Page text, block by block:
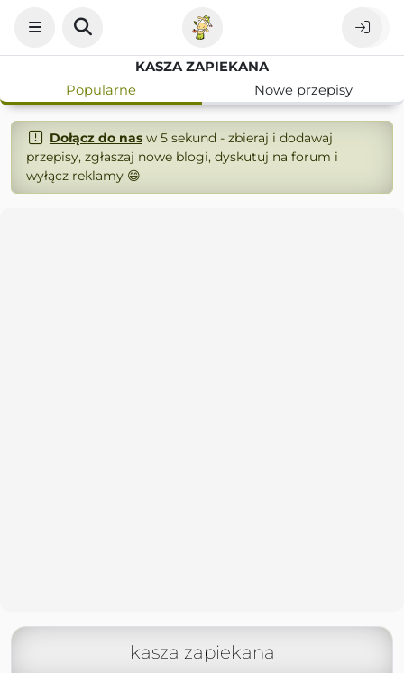
KASZA ZAPIEKANA
Popularne
Nowe przepisy
Dołącz do nasw 5 sekund - zbieraj i dodawaj
przepisy, zgłaszaj nowe blogi, dyskutuj na forum i
wyłącz reklamy 😄
kasza zapiekana